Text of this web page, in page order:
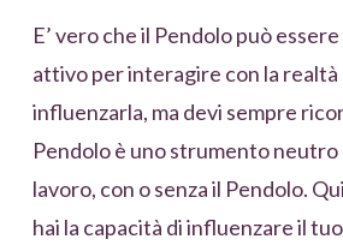
E’ vero che il Pendolo può
attivo per interagire con la realtà
influenzarla, ma devi sempre
Pendolo è uno strumento neutro
lavoro, con o senza il Pendolo.
hai la capacità di influenzare il